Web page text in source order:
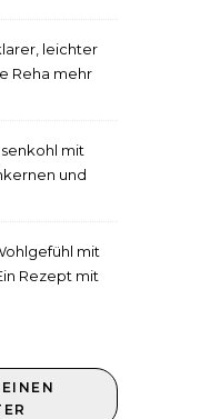
leichter
Reha mehr
mit
und
mit
Rezept mit